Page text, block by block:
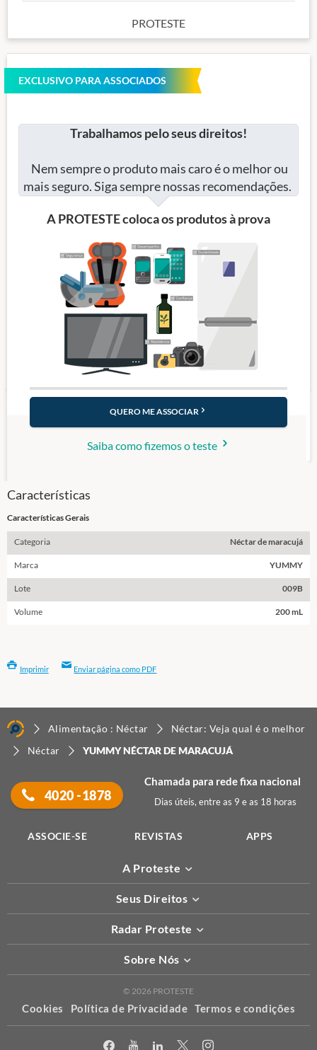
PROTESTE
EXCLUSIVO PARA ASSOCIADOS
Trabalhamos pelo seus direitos!
Nem sempre o produto mais caro é o melhor ou
mais seguro. Siga sempre nossas recomendações.
A PROTESTE coloca os produtos à prova
QUERO ME ASSOCIAR
Saiba como fizemos o teste
Características
Características Gerais
Categoria Néctar de maracujá
Marca YUMMY
Lote 009B
Volume 200 mL
Imprimir Enviar página como PDF
Alimentação : Néctar
Néctar: Veja qual é o melhor
Néctar
YUMMY NÉCTAR DE MARACUJÁ
4020 -1878
Chamada para rede fixa nacional
Dias úteis, entre as 9 e as 18 horas
ASSOCIE-SE REVISTAS APPS
A Proteste
Seus Direitos
Radar Proteste
Sobre Nós
© 2026 PROTESTE
Cookies Política de Privacidade Termos e condições